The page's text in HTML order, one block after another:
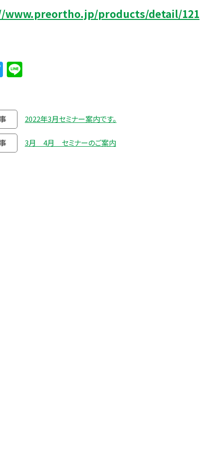
www.preortho.jp/products/detail/121
Twitter
2022年3月セミナー案内です。
3月 4月 セミナーのご案内